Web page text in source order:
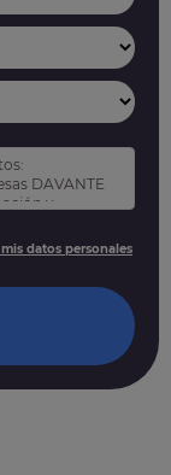
DAVANTE
y
sus
se explica
datos personales